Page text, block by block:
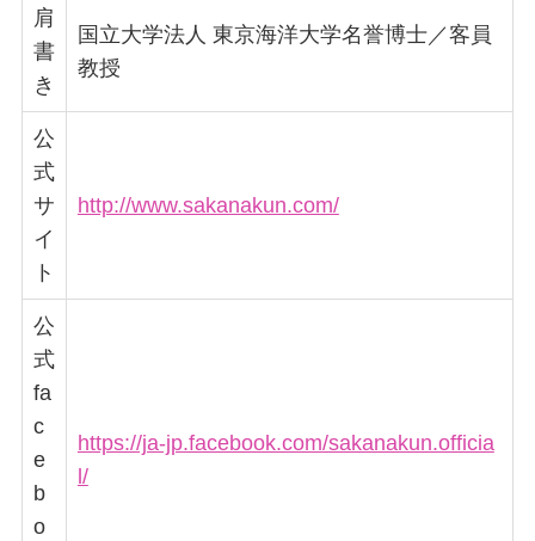
肩
書
き
国立大学法人 東京海洋大学名誉博士／客員
教授
公
式
サ
イ
ト
http://www.sakanakun.com/
公
式
fa
c
e
b
o
https://ja-jp.facebook.com/sakanakun.officia
l/